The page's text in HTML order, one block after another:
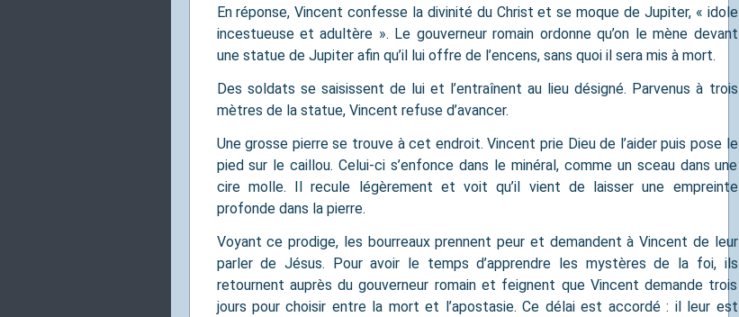
En réponse, Vincent confesse la divinité du Christ et se moque de Jupiter, « idole
incestueuse et adultère ». Le gouverneur romain ordonne qu’on le mène devant
une statue de Jupiter afin qu’il lui offre de l’encens, sans quoi il sera mis à mort.
Des soldats se saisissent de lui et l’entraînent au lieu désigné. Parvenus à trois
mètres de la statue, Vincent refuse d’avancer.
Une grosse pierre se trouve à cet endroit. Vincent prie Dieu de l’aider puis pose le
pied sur le caillou. Celui-ci s’enfonce dans le minéral, comme un sceau dans une
cire molle. Il recule légèrement et voit qu’il vient de laisser une empreinte
profonde dans la pierre.
Voyant ce prodige, les bourreaux prennent peur et demandent à Vincent de leur
parler de Jésus. Pour avoir le temps d’apprendre les mystères de la foi, ils
retournent auprès du gouverneur romain et feignent que Vincent demande trois
jours pour choisir entre la mort et l’apostasie. Ce délai est accordé : il leur est